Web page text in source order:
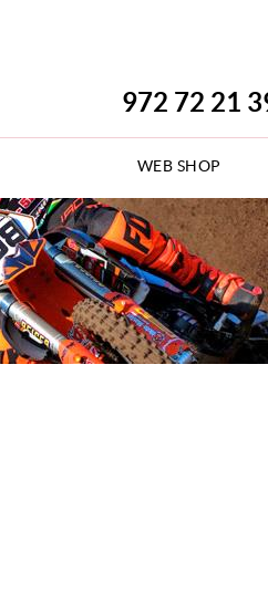
972 72 21
WEB SHOP